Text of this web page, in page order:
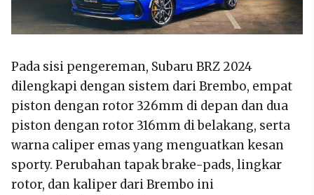
Pada sisi pengereman, Subaru BRZ 2024
dilengkapi dengan sistem dari Brembo, empat
piston dengan rotor 326mm di depan dan dua
piston dengan rotor 316mm di belakang, serta
warna caliper emas yang menguatkan kesan
sporty. Perubahan tapak brake-pads, lingkar
rotor, dan kaliper dari Brembo ini